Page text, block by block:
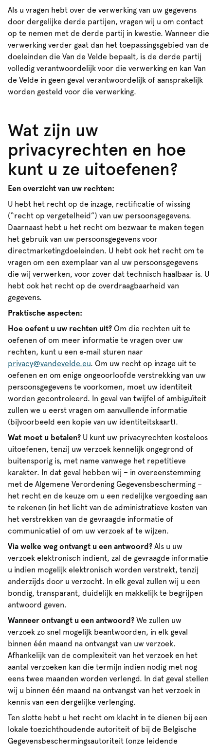
Als u vragen hebt over de verwerking van uw gegevens
door dergelijke derde partijen, vragen wij u om contact
op te nemen met de derde partij in kwestie. Wanneer die
verwerking verder gaat dan het toepassingsgebied van de
doeleinden die Van de Velde bepaalt, is de derde partij
volledig verantwoordelijk voor die verwerking en kan Van
de Velde in geen geval verantwoordelijk of aansprakelijk
worden gesteld voor die verwerking.
Wat zijn uw
privacyrechten en hoe
kunt u ze uitoefenen?
Een overzicht van uw rechten:
U hebt het recht op de inzage, rectificatie of wissing
(“recht op vergetelheid”) van uw persoonsgegevens.
Daarnaast hebt u het recht om bezwaar te maken tegen
het gebruik van uw persoonsgegevens voor
directmarketingdoeleinden. U hebt ook het recht om te
vragen om een exemplaar van al uw persoonsgegevens
die wij verwerken, voor zover dat technisch haalbaar is. U
hebt ook het recht op de overdraagbaarheid van
gegevens.
Praktische aspecten:
Hoe oefent u uw rechten uit? Om die rechten uit te
oefenen of om meer informatie te vragen over uw
rechten, kunt u een e‑mail sturen naar
privacy@vandevelde.eu. Om uw recht op inzage uit te
oefenen en om enige ongeoorloofde verstrekking van uw
persoonsgegevens te voorkomen, moet uw identiteit
worden gecontroleerd. In geval van twijfel of ambiguïteit
zullen we u eerst vragen om aanvullende informatie
(bijvoorbeeld een kopie van uw identiteitskaart).
Wat moet u betalen? U kunt uw privacyrechten kosteloos
uitoefenen, tenzij uw verzoek kennelijk ongegrond of
buitensporig is, met name vanwege het repetitieve
karakter. In dat geval hebben wij – in overeenstemming
met de Algemene Verordening Gegevensbescherming –
het recht en de keuze om u een redelijke vergoeding aan
te rekenen (in het licht van de administratieve kosten van
het verstrekken van de gevraagde informatie of
communicatie) of om uw verzoek af te wijzen.
Via welke weg ontvangt u een antwoord? Als u uw
verzoek elektronisch indient, zal de gevraagde informatie
u indien mogelijk elektronisch worden verstrekt, tenzij
anderzijds door u verzocht. In elk geval zullen wij u een
bondig, transparant, duidelijk en makkelijk te begrijpen
antwoord geven.
Wanneer ontvangt u een antwoord? We zullen uw
verzoek zo snel mogelijk beantwoorden, in elk geval
binnen één maand na ontvangst van uw verzoek.
Afhankelijk van de complexiteit van het verzoek en het
aantal verzoeken kan die termijn indien nodig met nog
eens twee maanden worden verlengd. In dat geval stellen
wij u binnen één maand na ontvangst van het verzoek in
kennis van een dergelijke verlenging.
Ten slotte hebt u het recht om klacht in te dienen bij een
lokale toezichthoudende autoriteit of bij de Belgische
Gegevensbeschermingsautoriteit (onze leidende